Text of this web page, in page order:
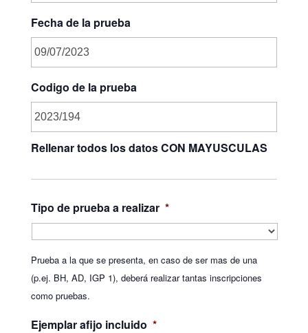
Fecha de la prueba
Codigo de la prueba
Rellenar todos los datos CON MAYUSCULAS
Tipo de prueba a realizar *
Prueba a la que se presenta, en caso de ser mas de una
(p.ej. BH, AD, IGP 1), deberá realizar tantas inscripciones
como pruebas.
Ejemplar afijo incluido *